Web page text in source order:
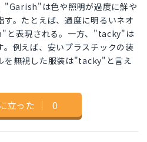
"Garish"は色や照明が過度に鮮や
。たとえば、過度に明るいネオ
と表現される。一方、"tacky"は
例えば、安いプラスチックの装
を無視した服装は"tacky"と言え
立った ｜ 0